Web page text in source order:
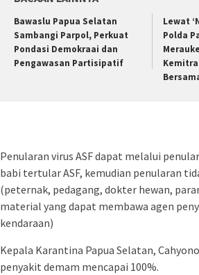
Bawaslu Papua Selatan
Sambangi Parpol, Perkuat
Pondasi Demokraai dan
Pengawasan Partisipatif
Lewat
Polda
Penularan virus ASF dapat melalui
babi tertular ASF, kemudian penularan
(peternak, pedagang, dokter hewan,
material yang dapat membawa agen
kendaraan)
Kepala Karantina Papua Selatan,
penyakit demam mencapai 100%.